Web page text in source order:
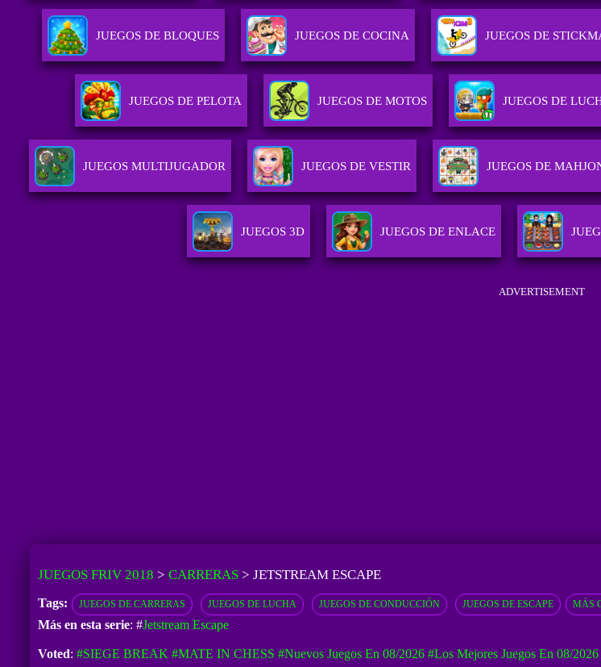
JUEGOS DE BLOQUES JUEGOS DE COCINA JUEGOS DE
JUEGOS DE PELOTA JUEGOS DE MOTOS JUEGOS DE
JUEGOS MULTIJUGADOR JUEGOS DE VESTIR JUEGOS DE
JUEGOS 3D JUEGOS DE ENLACE
ADVERTISEMENT
JUEGOS FRIV 2018 > CARRERAS> JETSTREAM ESCAPE
Tags: JUEGOS DE CARRERAS JUEGOS DE LUCHA JUEGOS DE CONDUCCIÓN JUEGOS DE ESCAPE MÁS
Más en esta serie: #Jetstream Escape
Voted: #SIEGE BREAK #MATE IN CHESS #Nuevos Juegos En 08/2026 #Los Mejores Juegos En 08/2026